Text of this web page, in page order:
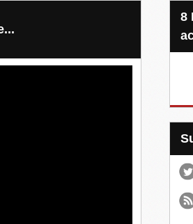
8 Projets, 20 €, une seule